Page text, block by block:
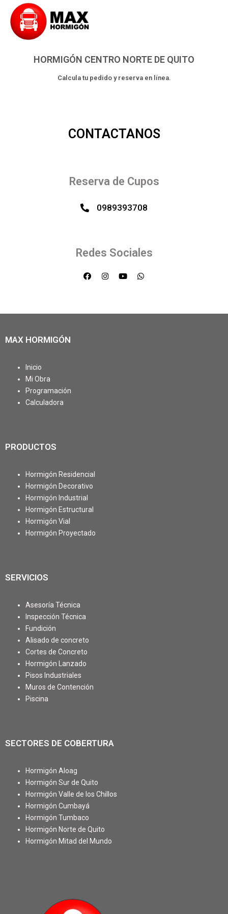
HORMIGÓN CENTRO NORTE DE QUITO
Calcula tu pedido y reserva en línea.
CONTACTANOS
Reserva de Cupos
0989393708
Redes Sociales
MAX HORMIGÓN
Inicio
Mi Obra
Programación
Calculadora
PRODUCTOS
Hormigón Residencial
Hormigón Decorativo
Hormigón Industrial
Hormigón Estructural
Hormigón Vial
Hormigón Proyectado
SERVICIOS
Asesoría Técnica
Inspección Técnica
Fundición
Alisado de concreto
Cortes de Concreto
Hormigón Lanzado
Pisos Industriales
Muros de Contención
Piscina
SECTORES DE COBERTURA
Hormigón Aloag
Hormigón Sur de Quito
Hormigón Valle de los Chillos
Hormigón Cumbayá
Hormigón Tumbaco
Hormigón Norte de Quito
Hormigón Mitad del Mundo